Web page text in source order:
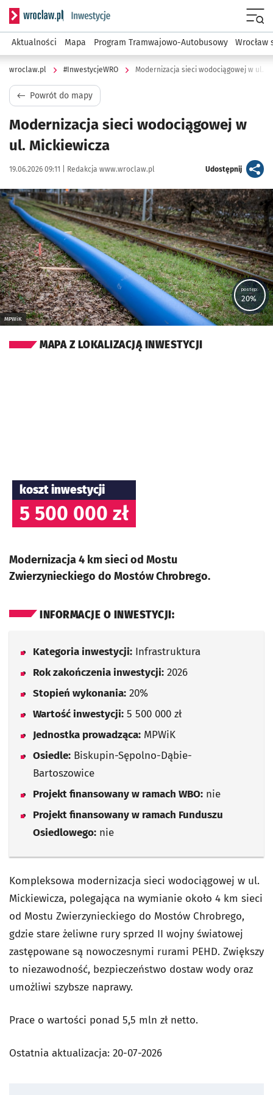
Serwis informacyjny wroclaw.pl podserwis:
Aktualności Mapa Program Tramwajowo-Autobusowy Wrocław
wroclaw.pl #InwestycjeWRO Modernizacja sieci wodociągowej w ul.
Powrót do mapy
Modernizacja sieci wodociągowej w
ul. Mickiewicza
Data publikacji:
19.06.2026 09:11 | Autor:
Redakcja www.wroclaw.pl Udostępnijartykuł
Kliknij, aby powiększyć
MPWiK
postęp:
20%
MAPA Z LOKALIZACJĄ INWESTYCJI
koszt inwestycji
5 500 000 zł
Modernizacja 4 km sieci od Mostu
Zwierzynieckiego do Mostów Chrobrego.
INFORMACJE O INWESTYCJI:
Kategoria inwestycji: Infrastruktura
Rok zakończenia inwestycji: 2026
Stopień wykonania: 20%
Wartość inwestycji: 5 500 000 zł
Jednostka prowadząca: MPWiK
Osiedle: Biskupin-Sępolno-Dąbie-
Bartoszowice
Projekt finansowany w ramach WBO: nie
Projekt finansowany w ramach Funduszu
Osiedlowego: nie
Kompleksowa modernizacja sieci wodociągowej w ul.
Mickiewicza, polegająca na wymianie około 4 km sieci
od Mostu Zwierzynieckiego do Mostów Chrobrego,
gdzie stare żeliwne rury sprzed II wojny światowej
zastępowane są nowoczesnymi rurami PEHD. Zwiększy
to niezawodność, bezpieczeństwo dostaw wody oraz
umożliwi szybsze naprawy.
Prace o wartości ponad 5,5 mln zł netto.
Ostatnia aktualizacja: 20-07-2026